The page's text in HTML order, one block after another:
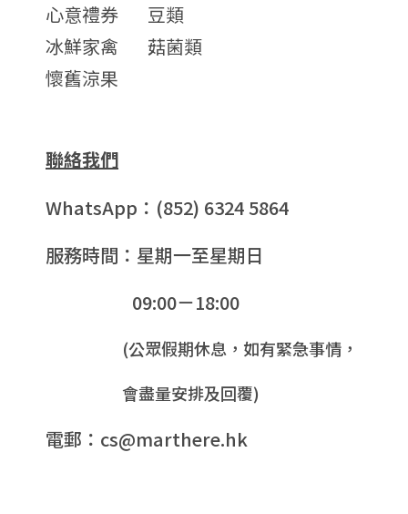
心意禮券
豆類
冰鮮家禽
菇菌類
懷舊涼果
聯絡我們
WhatsApp：(852) 6324 5864
服務時間：星期一至星期日
09:00－18:00
(公眾假期休息，如有緊急事情，
會盡量安排及回覆)
電郵：cs@marthere.hk